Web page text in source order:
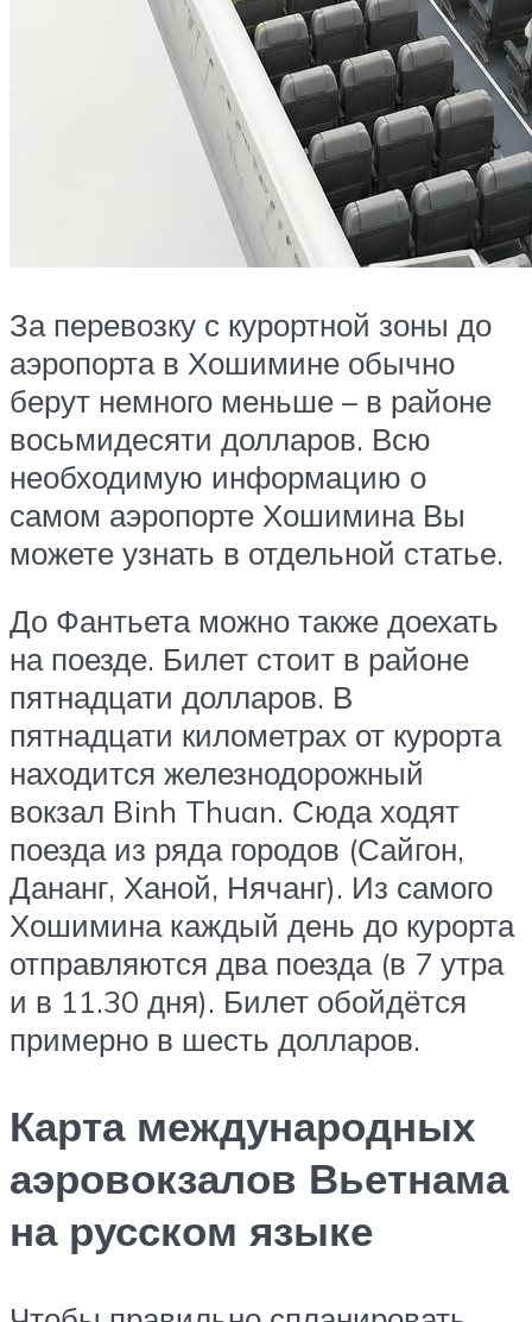
За перевозку с курортной зоны до
аэропорта в Хошимине обычно
берут немного меньше – в районе
восьмидесяти долларов. Всю
необходимую информацию о
самом аэропорте Хошимина Вы
можете узнать в отдельной статье.
До Фантьета можно также доехать
на поезде. Билет стоит в районе
пятнадцати долларов. В
пятнадцати километрах от курорта
находится железнодорожный
вокзал Binh Thuan. Сюда ходят
поезда из ряда городов (Сайгон,
Дананг, Ханой, Нячанг). Из самого
Хошимина каждый день до курорта
отправляются два поезда (в 7 утра
и в 11.30 дня). Билет обойдётся
примерно в шесть долларов.
Карта международных
аэровокзалов Вьетнама
на русском языке